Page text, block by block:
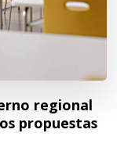
regional
propuestas